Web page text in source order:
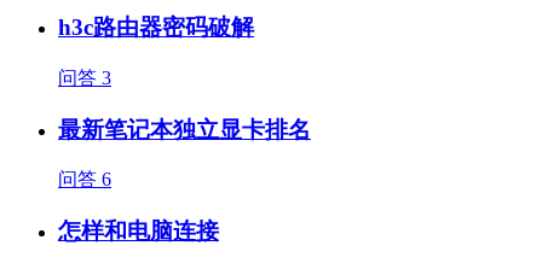
h3c路由器密码破解
问答 3
最新笔记本独立显卡排名
问答 6
怎样和电脑连接